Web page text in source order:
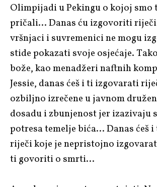
Olimpijadi u Pekingu o kojoj smo
pričali… Danas ću izgovoriti riječi
vršnjaci i suvremenici ne mogu
stide pokazati svoje osjećaje.
bože, kao menadžeri naftnih
Jessie, danas ćeš i ti izgovarati
ozbiljno izrečene u javnom
dosadu i zbunjenost jer izazivaju
potresa temelje bića… Danas ćeš
riječi koje je nepristojno
ti govoriti o smrti…